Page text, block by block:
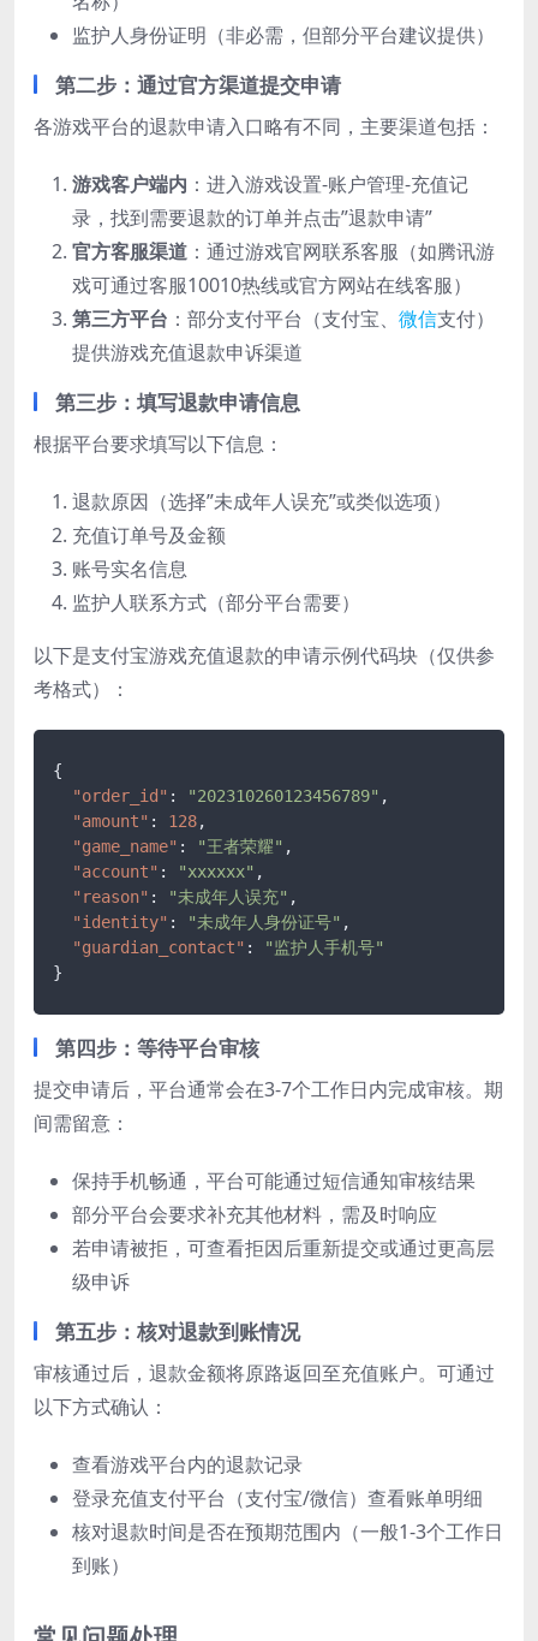
监护人身份证明（非必需，但部分平台建议提供）
第二步：通过官方渠道提交申请
各游戏平台的退款申请入口略有不同，主要渠道包括：
游戏客户端内 ：进入游戏设置-账户管理-充值记
录，找到需要退款的订单并点击”退款申请”
官方客服渠道 ：通过游戏官网联系客服（如腾讯游
戏可通过客服10010热线或官方网站在线客服）
第三方平台 ：部分支付平台（支付宝、 微信支付）
提供游戏充值退款申诉渠道
第三步：填写退款申请信息
根据平台要求填写以下信息：
退款原因（选择”未成年人误充”或类似选项）
充值订单号及金额
账号实名信息
监护人联系方式（部分平台需要）
以下是支付宝游戏充值退款的申请示例代码块（仅供参
考格式）：
{
"order_id" : "202310260123456789" ,
"amount" : 128,
"game_name" : "王者荣耀" ,
"account" : "xxxxxx" ,
"reason" : "未成年人误充" ,
"identity" : "未成年人身份证号" ,
"guardian_contact" :
"监护人手机号"
}
第四步：等待平台审核
提交申请后，平台通常会在3-7个工作日内完成审核。期
间需留意：
保持手机畅通，平台可能通过短信通知审核结果
部分平台会要求补充其他材料，需及时响应
若申请被拒，可查看拒因后重新提交或通过更高层
级申诉
第五步：核对退款到账情况
审核通过后，退款金额将原路返回至充值账户。可通过
以下方式确认：
查看游戏平台内的退款记录
登录充值支付平台（支付宝/微信）查看账单明细
核对退款时间是否在预期范围内（一般1-3个工作日
到账）